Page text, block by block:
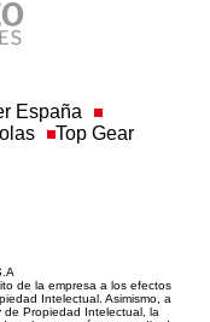
España
Top Gear
de la empresa a los efectos
Intelectual. Asimismo, a
Propiedad Intelectual, la